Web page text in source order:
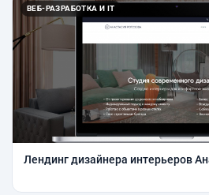
ВЕБ-РАЗРАБОТКА И IT
Лендинг дизайнера интерьеров